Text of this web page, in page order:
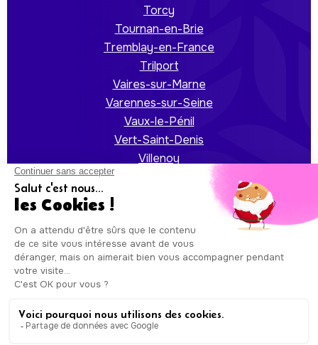
Torcy
Tournan-en-Brie
Tremblay-en-France
Trilport
Vaires-sur-Marne
Varennes-sur-Seine
Vaux-le-Pénil
Vert-Saint-Denis
Villenoy
Auxicare
Service | Copyright © Auxicare